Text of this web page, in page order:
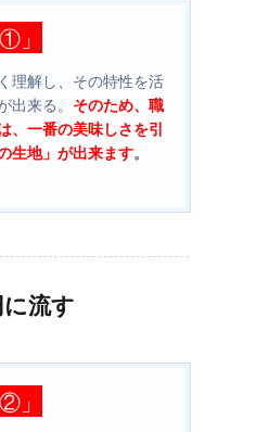
」
理解し、その特性を活
出来る。 そのため、職
、一番の美味しさを引
生地」が出来ます。
流す
」